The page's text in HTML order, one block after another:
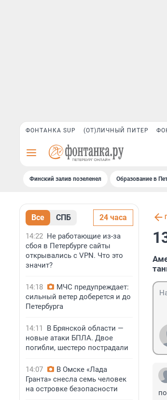
ФОНТАНКА SUP (ОТ)ЛИЧНЫЙ ПИТЕР
Финский залив позеленел Образование в
Все СПБ 24 часа
14:22 Не работающие из-за
сбоя в Петербурге сайты
открывались с VPN. Что это
значит?
14:18
МЧС предупреждает:
сильный ветер доберется и до
Петербурга
14:11
В Брянской области —
новые атаки БПЛА. Двое
погибли, шестеро пострадали
14:07
В Омске «Лада
Гранта» снесла семь человек
на островке безопасности